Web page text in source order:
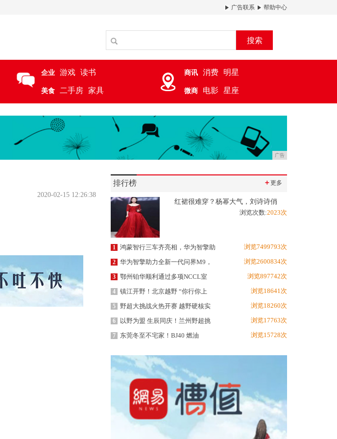
广告联系 帮助中心
搜索
企业 游戏 读书
美食 二手房 家具
商讯 消费 明星
微商 电影 星座
广告
2020-02-15 12:26:38
排行榜 ＋更多
红裙很难穿？杨幂大气，刘诗诗俏
浏览次数:2023次
1 鸿蒙智行三车齐亮相，华为智擎助 浏览7499793次
2 华为智擎助力全新一代问界M9， 浏览2600834次
3 鄂州铂华顺利通过多项NCCL室 浏览897742次
4 镇江开野！北京越野 “你行你上 浏览18641次
5 野超大挑战火热开赛 越野硬核实 浏览18260次
6 以野为盟 生辰同庆！兰州野超挑 浏览17763次
7 东莞冬至不宅家！BJ40 燃油 浏览15728次